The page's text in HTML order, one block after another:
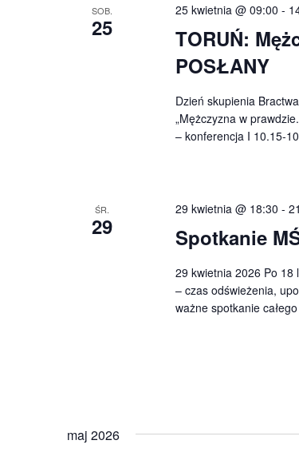
SOB.
25
TORUŃ:
POSŁANY
25 kwietnia @ 09:00 -
Dzień skupienia
„Mężczyzna w
– konferencja I 10.15-
ŚR.
29 Spotkanie
29 kwietnia @ 18:30 -
29 kwietnia 2026 Po 18
– czas odświeżenia,
ważne spotkanie
maj 2026